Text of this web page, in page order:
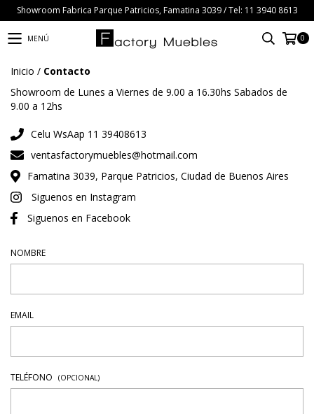
Showroom Fabrica Parque Patricios, Famatina 3039 / Tel: 11 3940 8613
MENÚ 0
Inicio / Contacto
Showroom de Lunes a Viernes de 9.00 a 16.30hs Sabados de
9.00 a 12hs
Celu WsAap 11 39408613
ventasfactorymuebles@hotmail.com
Famatina 3039, Parque Patricios, Ciudad de Buenos Aires
Siguenos en Instagram
Siguenos en Facebook
NOMBRE
EMAIL
TELÉFONO (OPCIONAL)